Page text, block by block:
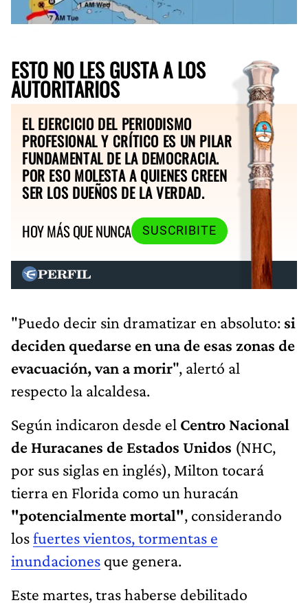
ESTO NO LES GUSTA A LOS
AUTORITARIOS
EL EJERCICIO DEL PERIODISMO
PROFESIONAL Y CRÍTICO ES UN PILAR
FUNDAMENTAL DE LA DEMOCRACIA.
POR ESO MOLESTA A QUIENES CREEN
SER LOS DUEÑOS DE LA VERDAD.
HOY MÁS QUE NUNCA
SUSCRIBITE
"Puedo decir sin dramatizar en absoluto: si
deciden quedarse en una de esas zonas de
evacuación, van a morir", alertó al
respecto la alcaldesa.
Según indicaron desde el Centro Nacional
de Huracanes de Estados Unidos (NHC,
por sus siglas en inglés), Milton tocará
tierra en Florida como un huracán
"potencialmente mortal", considerando
losfuertes vientos, tormentas e
inundaciones que genera.
Este martes, tras haberse debilitado